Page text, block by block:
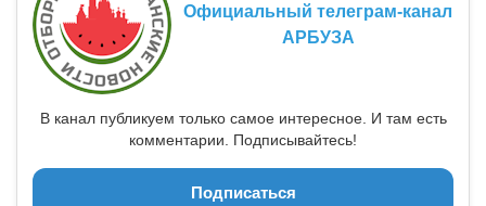
Официальный телеграм-канал
АРБУЗА
В канал публикуем только самое интересное. И там есть
комментарии. Подписывайтесь!
Подписаться